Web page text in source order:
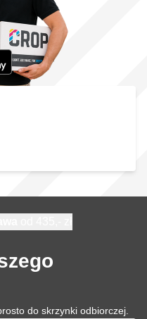
do skrzynki odbiorczej.